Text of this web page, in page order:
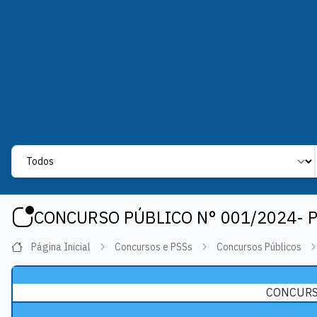
Label
CONCURSO PÚBLICO N° 001/2024-
Página Inicial Concursos e PSSs Concursos Públicos